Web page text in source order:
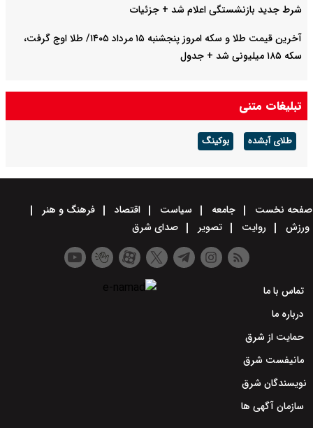
شرط جدید بازنشستگی اعلام شد + جزئیات
آخرین قیمت طلا و سکه امروز پنجشنبه ۱۵ مرداد ۱۴۰۵/ طلا اوج گرفت،
سکه ۱۸۵ میلیونی شد + جدول
تبلیغات متنی
طلای آبشده بوکینگ
صفحه نخست جامعه سیاست اقتصاد
فرهنگ و هنر
ورزش
روایت تصویر صدای شرق
تماس با ما
درباره ما
حمایت از شرق
مانیفست شرق
نویسندگان شرق
سازمان آگهی ها